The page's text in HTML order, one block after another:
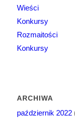
Wieści
Konkursy
Rozmaitości
Konkursy
ARCHIWA
październik 2022